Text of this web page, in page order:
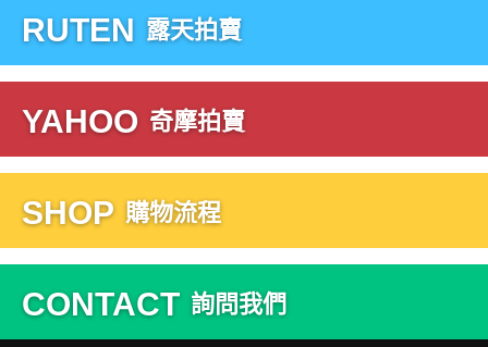
RUTEN 露天拍賣
YAHOO 奇摩拍賣
SHOP 購物流程
CONTACT 詢問我們